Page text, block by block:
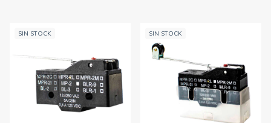
SIN STOCK SIN STOCK